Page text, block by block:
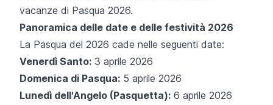
vacanze di Pasqua 2026.
Panoramica delle date e delle festività 2026
La Pasqua del 2026 cade nelle seguenti date:
Venerdì Santo: 3 aprile 2026
Domenica di Pasqua: 5 aprile 2026
Lunedì dell'Angelo (Pasquetta): 6 aprile 2026